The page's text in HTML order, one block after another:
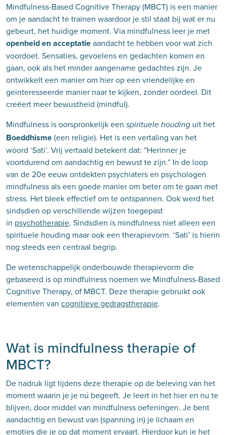
Mindfulness-Based Cognitive Therapy (MBCT) is een manier
om je aandacht te trainen waardoor je stil staat bij wat er nu
gebeurt, het huidige moment. Via mindfulness leer je met
openheid en acceptatieaandacht te hebben voor wat zich
voordoet. Sensaties, gevoelens en gedachten komen en
gaan, ook als het minder aangename gedachtes zijn. Je
ontwikkelt een manier om hier op een vriendelijke en
geïnteresseerde manier naar te kijken, zonder oordeel. Dit
creëert meer bewustheid (mindful).
Mindfulness is oorspronkelijk een spirituele houding uit het
Boeddhisme(een religie). Het is een vertaling van het
woord ‘Sati’. Vrij vertaald betekent dat: “Herinner je
voortdurend om aandachtig en bewust te zijn.” In de loop
van de 20e eeuw ontdekten psychiaters en psychologen
mindfulness als een goede manier om beter om te gaan met
stress. Het bleek effectief om te ontspannen. Ook werd het
sindsdien op verschillende wijzen toegepast
in psychotherapie. Sindsdien is mindfulness niet alleen een
spirituele houding maar ook een therapievorm. ‘Sati’ is hierin
nog steeds een centraal begrip.
De wetenschappelijk onderbouwde therapievorm die
gebaseerd is op mindfulness noemen we Mindfulness-Based
Cognitive Therapy, of MBCT. Deze therapie gebruikt ook
elementen van cognitieve gedragstherapie.
Wat is mindfulness therapie of
MBCT?
De nadruk ligt tijdens deze therapie op de beleving van het
moment waarin je je nú begeeft. Je leert in het hier en nu te
blijven, door middel van mindfulness oefeningen. Je bent
aandachtig en bewust van (spanning in) je lichaam en
emoties die je op dat moment ervaart. Hierdoor kun je het